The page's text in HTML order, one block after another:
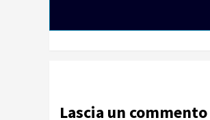
Lascia un commento